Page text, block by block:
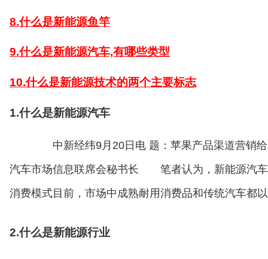
8.什么是新能源鱼竿
9.什么是新能源汽车,有哪些类型
10.什么是新能源技术的两个主要标志
1.什么是新能源汽车
中新经纬9月20日电 题：苹果产品渠道营销
汽车市场信息联席会秘书长 笔者认为，新能源汽车
消费模式目前，市场中成熟耐用消费品和传统汽车都
2.什么是新能源行业